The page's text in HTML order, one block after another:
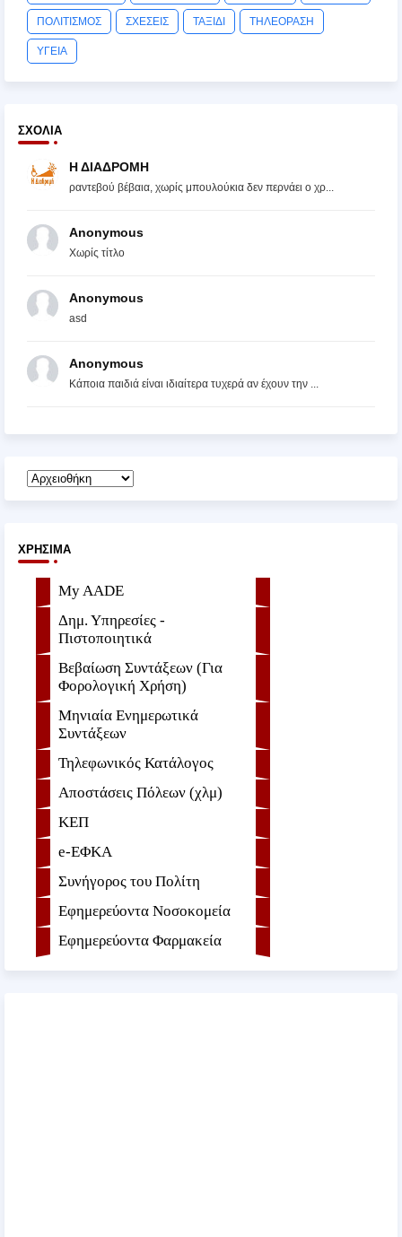
ΠΟΛΙΤΙΣΜΟΣ ΣΧΕΣΕΙΣ ΤΑΞΙΔΙ ΤΗΛΕΟΡΑΣΗ
ΥΓΕΙΑ
ΣΧΌΛΙΑ
Η ΔΙΑΔΡΟΜΗ
ραντεβού βέβαια, χωρίς μπουλούκια δεν περνάει ο χρ...
Anonymous
Χωρίς τίτλο
Anonymous
asd
Anonymous
Κάποια παιδιά είναι ιδιαίτερα τυχερά αν έχουν την ...
ΧΡΉΣΙΜΑ
My AADE
Δημ. Υπηρεσίες -
Πιστοποιητικά
Βεβαίωση Συντάξεων (Για
Φορολογική Χρήση)
Μηνιαία Ενημερωτικά
Συντάξεων
Τηλεφωνικός Κατάλογος
Αποστάσεις Πόλεων (χλμ)
ΚΕΠ
e-ΕΦKA
Συνήγορος του Πολίτη
Εφημερεύοντα Νοσοκομεία
Εφημερεύοντα Φαρμακεία